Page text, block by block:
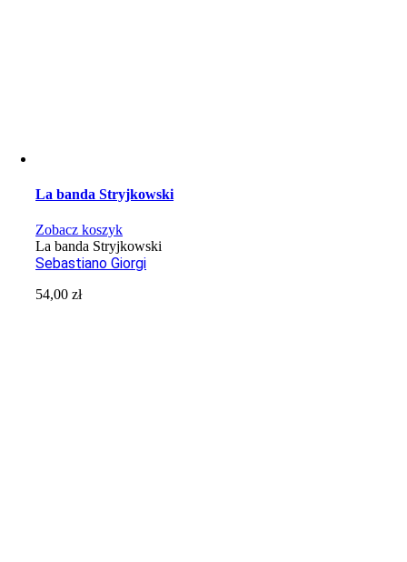
La banda Stryjkowski
Zobacz koszyk
La banda Stryjkowski
Sebastiano Giorgi
54,00zł